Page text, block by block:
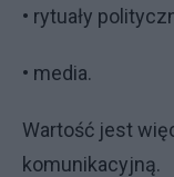
• rytuały
• media.
Wartość jest
komunikacyjną.